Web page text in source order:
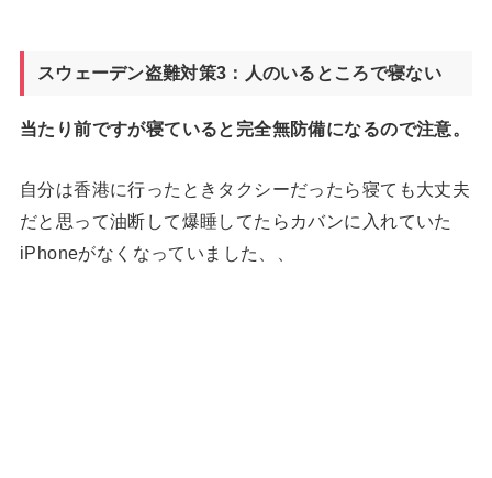
スウェーデン盗難対策3：人のいるところで寝ない
当たり前ですが寝ていると完全無防備になるので注意。
自分は香港に行ったときタクシーだったら寝ても大丈夫
だと思って油断して爆睡してたらカバンに入れていた
iPhoneがなくなっていました、、